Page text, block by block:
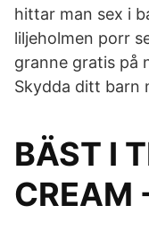
hittar man sex i
liljeholmen porr
granne gratis på
Skydda ditt barn
BÄST I